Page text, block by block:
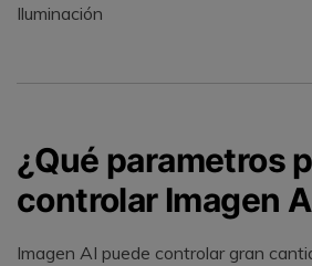
Iluminación
¿Qué parametros
controlar Imagen
Imagen AI puede controlar gran